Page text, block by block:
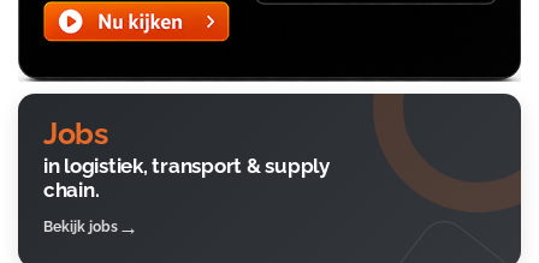
Jobs
in logistiek, transport & supply
chain.
Bekijk jobs